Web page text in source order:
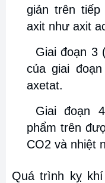
giản trên
axit như axit
Giai đoạn 3
của giai
axetat.
Giai đoạn
phẩm trên
CO2 và nhiệt
Quá trình kỵ